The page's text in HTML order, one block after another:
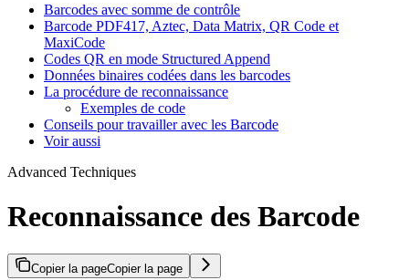
Barcodes avec somme de contrôle
Barcode PDF417, Aztec, Data Matrix, QR Code et
MaxiCode
Codes QR en mode Structured Append
Données binaires codées dans les barcodes
La procédure de reconnaissance
Exemples de code
Conseils pour travailler avec les Barcode
Voir aussi
Advanced Techniques
Reconnaissance des Barcode
Copier la pageCopier la page